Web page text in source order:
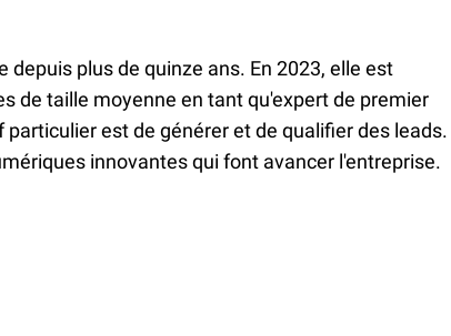
plus de quinze ans. En 2023, elle est
de taille moyenne en tant qu'expert de premier
est de générer et de qualifier des leads.
innovantes qui font avancer l'entreprise.